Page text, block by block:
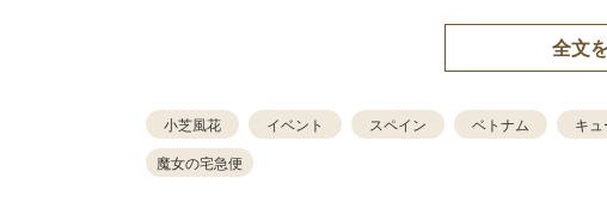
全文
小芝風花 イベント スペイン ベトナム キュ
魔女の宅急便